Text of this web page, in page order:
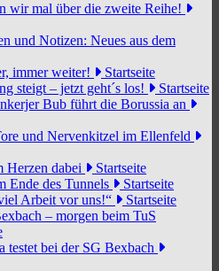
wir mal über die zweite Reihe!
und Notizen: Neues aus dem
immer weiter!
Startseite
steigt – jetzt geht´s los!
Startseite
Bub führt die Borussia an
und Nervenkitzel im Ellenfeld
Herzen dabei
Startseite
Ende des Tunnels
Startseite
Arbeit vor uns!“
Startseite
– morgen beim TuS
testet bei der SG Bexbach